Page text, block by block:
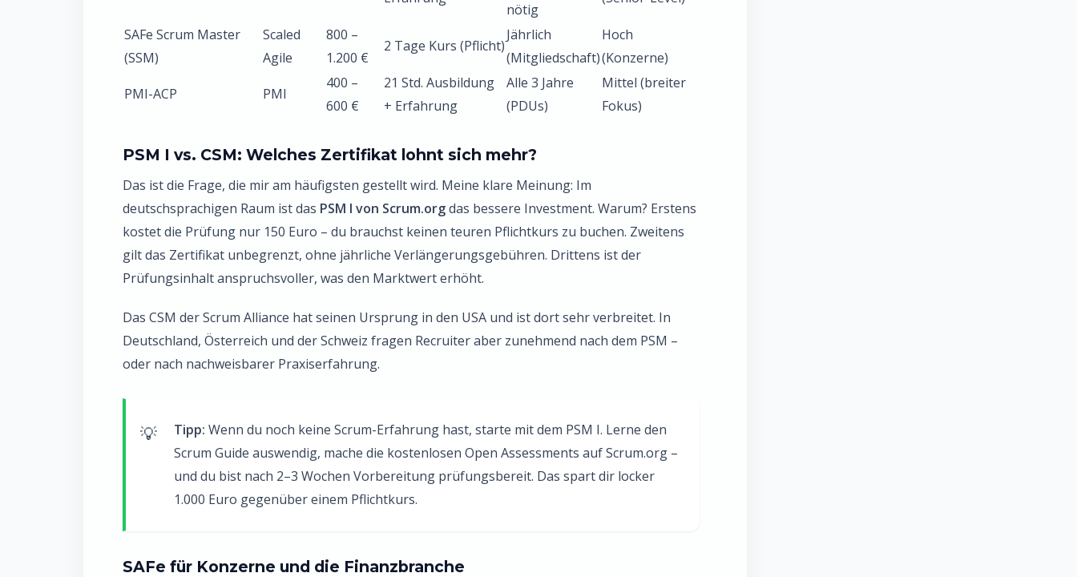
nötig
SAFe Scrum Master
(SSM)
Scaled
Agile
800 –
1.200 €
2 Tage Kurs (Pflicht)
Jährlich
(Mitgliedschaft)
Hoch
(Konzerne)
PMI-ACP PMI
400 –
600 €
21 Std. Ausbildung
+ Erfahrung
Alle 3 Jahre
(PDUs)
Mittel (breiter
Fokus)
PSM I vs. CSM: Welches Zertifikat lohnt sich mehr?
Das ist die Frage, die mir am häufigsten gestellt wird. Meine klare Meinung: Im
deutschsprachigen Raum ist das PSM I von Scrum.orgdas bessere Investment. Warum? Erstens
kostet die Prüfung nur 150 Euro – du brauchst keinen teuren Pflichtkurs zu buchen. Zweitens
gilt das Zertifikat unbegrenzt, ohne jährliche Verlängerungsgebühren. Drittens ist der
Prüfungsinhalt anspruchsvoller, was den Marktwert erhöht.
Das CSM der Scrum Alliance hat seinen Ursprung in den USA und ist dort sehr verbreitet. In
Deutschland, Österreich und der Schweiz fragen Recruiter aber zunehmend nach dem PSM –
oder nach nachweisbarer Praxiserfahrung.
Tipp: Wenn du noch keine Scrum-Erfahrung hast, starte mit dem PSM I. Lerne den
Scrum Guide auswendig, mache die kostenlosen Open Assessments auf Scrum.org –
und du bist nach 2–3 Wochen Vorbereitung prüfungsbereit. Das spart dir locker
1.000 Euro gegenüber einem Pflichtkurs.
SAFe für Konzerne und die Finanzbranche